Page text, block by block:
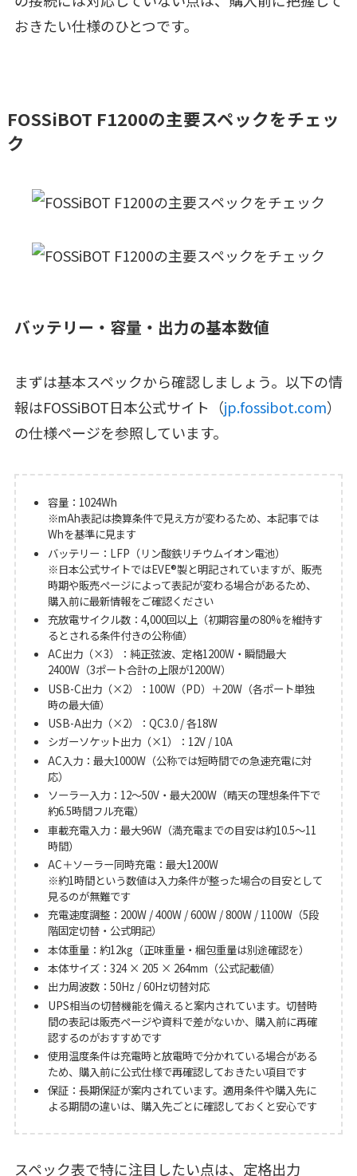
おきたい仕様のひとつです。
FOSSiBOT F1200の主要スペックをチェッ
ク
バッテリー・容量・出力の基本数値
まずは基本スペックから確認しましょう。以下の情
報はFOSSiBOT日本公式サイト（jp.fossibot.com）
の仕様ページを参照しています。
容量：1024Wh
※mAh表記は換算条件で見え方が変わるため、本記事では
Whを基準に見ます
バッテリー：LFP（リン酸鉄リチウムイオン電池）
※日本公式サイトではEVE®製と明記されていますが、販売
時期や販売ページによって表記が変わる場合があるため、
購入前に最新情報をご確認ください
充放電サイクル数：4,000回以上（初期容量の80%を維持す
るとされる条件付きの公称値）
AC出力（×3）：純正弦波、定格1200W・瞬間最大
2400W（3ポート合計の上限が1200W）
USB-C出力（×2）：100W（PD）＋20W（各ポート単独
時の最大値）
USB-A出力（×2）：QC3.0 / 各18W
シガーソケット出力（×1）：12V / 10A
AC入力：最大1000W（公称では短時間での急速充電に対
応）
ソーラー入力：12〜50V・最大200W（晴天の理想条件下で
約6.5時間フル充電）
車載充電入力：最大96W（満充電までの目安は約10.5〜11
時間）
AC＋ソーラー同時充電：最大1200W
※約1時間という数値は入力条件が整った場合の目安として
見るのが無難です
充電速度調整：200W / 400W / 600W / 800W / 1100W（5段
階固定切替・公式明記）
本体重量：約12kg（正味重量・梱包重量は別途確認を）
本体サイズ：324 × 205 × 264mm（公式記載値）
出力周波数：50Hz / 60Hz切替対応
UPS相当の切替機能を備えると案内されています。切替時
間の表記は販売ページや資料で差がないか、購入前に再確
認するのがおすすめです
使用温度条件は充電時と放電時で分かれている場合がある
ため、購入前に公式仕様で再確認しておきたい項目です
保証：長期保証が案内されています。適用条件や購入先に
よる期間の違いは、購入先ごとに確認しておくと安心です
スペック表で特に注目したい点は、定格出力